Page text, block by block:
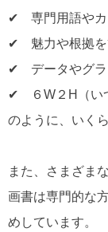
✔ 専門用語やカ
✔ 魅力や根拠を
✔ データやグラ
✔ ６W２H（い
のように、いく
また、さまざま
画書は専門的な
めしています。